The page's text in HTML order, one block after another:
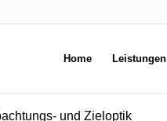
Home Leistungen
und Zieloptik